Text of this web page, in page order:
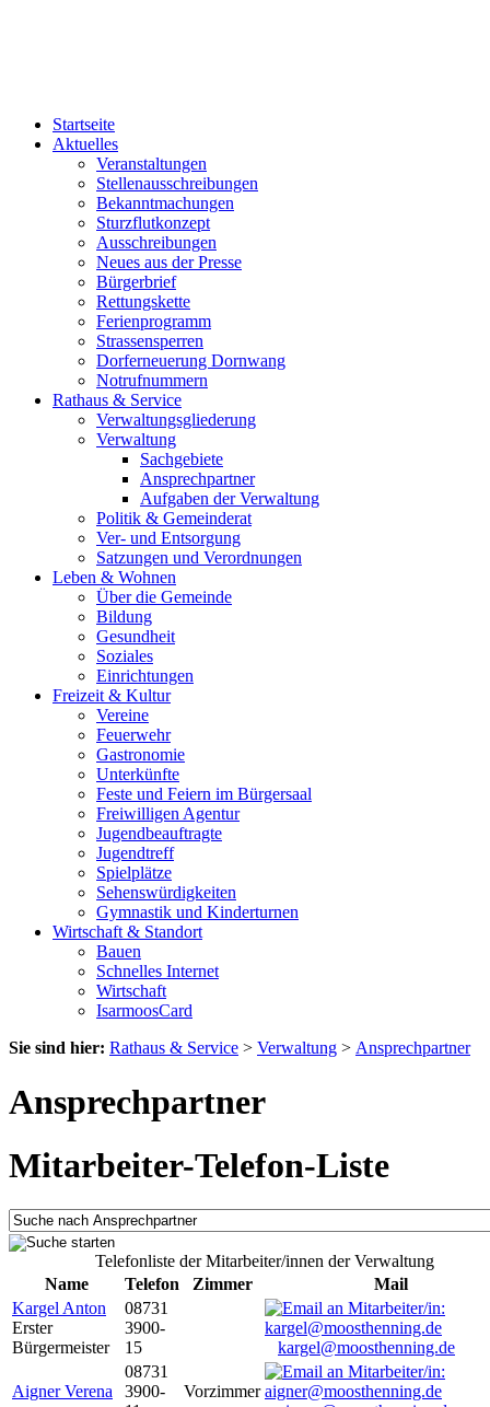
Startseite
Aktuelles
Veranstaltungen
Stellenausschreibungen
Bekanntmachungen
Sturzflutkonzept
Ausschreibungen
Neues aus der Presse
Bürgerbrief
Rettungskette
Ferienprogramm
Strassensperren
Dorferneuerung Dornwang
Notrufnummern
Rathaus & Service
Verwaltungsgliederung
Verwaltung
Sachgebiete
Ansprechpartner
Aufgaben der Verwaltung
Politik & Gemeinderat
Ver- und Entsorgung
Satzungen und Verordnungen
Leben & Wohnen
Über die Gemeinde
Bildung
Gesundheit
Soziales
Einrichtungen
Freizeit & Kultur
Vereine
Feuerwehr
Gastronomie
Unterkünfte
Feste und Feiern im Bürgersaal
Freiwilligen Agentur
Jugendbeauftragte
Jugendtreff
Spielplätze
Sehenswürdigkeiten
Gymnastik und Kinderturnen
Wirtschaft & Standort
Bauen
Schnelles Internet
Wirtschaft
IsarmoosCard
Sie sind hier: Rathaus & Service > Verwaltung > Ansprechpartner
Ansprechpartner
Mitarbeiter-Telefon-Liste
Telefonliste der Mitarbeiter/innen der Verwaltung
Name
Telefon Zimmer
Mail
Kargel Anton
Erster
Bürgermeister
08731
3900-
15
kargel@moosthenning.de
Aigner Verena
08731
3900-
Vorzimmer